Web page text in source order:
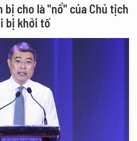
bị cho là "nổ" của Chủ tịch
bị khởi tố